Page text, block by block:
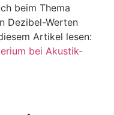
beim Thema
Dezibel-Werten
Artikel lesen:
bei Akustik-